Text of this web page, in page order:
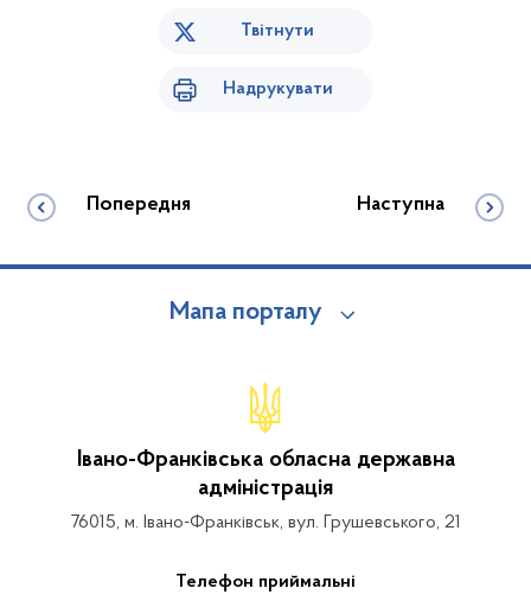
Твітнути
Надрукувати
Попередня Наступна
Мапа порталу
Івано-Франківська обласна державна
адміністрація
76015, м. Івано-Франківськ, вул. Грушевського, 21
Телефон приймальні